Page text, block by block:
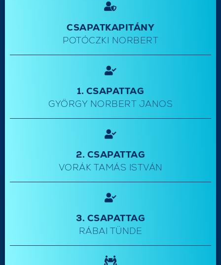
CSAPATKAPITÁNY
POTÓCZKI NORBERT
1. CSAPATTAG
GYÖRGY NORBERT JANOS
2. CSAPATTAG
VORÁK TAMÁS ISTVÁN
3. CSAPATTAG
RÁBAI TÜNDE